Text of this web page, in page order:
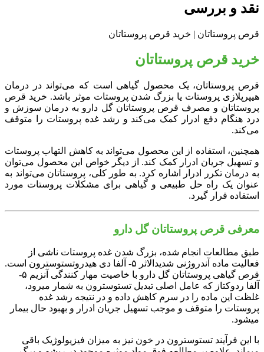
نقد و بررسی
قرص پروستاتان | خرید قرص پروستاتان
خرید قرص پروستاتان
قرص پروستاتان، یک محصول گیاهی است که می‌تواند در درمان
هیپرپلازی پروستات یا بزرگ شدن پروستات موثر باشد. خرید قرص
پروستاتان و مصرف قرص پروستاتان گل دارو به درمان سوزش و
درد هنگام دفع ادرار کمک می‌کند و رشد غده پروستات را متوقف
می‌کند.
همچنین، استفاده از این محصول می‌تواند به کاهش التهاب پروستات
و تسهیل جریان ادرار کمک کند. از دیگر خواص این محصول می‌توان
به درمان تکرر ادرار اشاره کرد. به طور کلی، پروستاتان می‌تواند به
عنوان یک راه حل طبیعی و گیاهی برای مشکلات پروستات مورد
استفاده قرار گیرد.
معرفی قرص پروستاتان گل دارو
طبق مطالعات انجام شده، بزرگ شدن غده پروستات ناشی از
فعالیت ماده آندروژنی شدیدالاثر ۵- آلفا دی هیدروتستوسترون است.
قرص گیاهی پروستاتان گل دارو با خاصیت مهار کنندگی آنزیم ۵-
آلفا ردوکتاز که عامل اصلی تبدیل تستوسترون به شمار می‎رود،
غلظت این ماده را در سرم کاهش داده و در نتیجه رشد غده
پروستات را متوقف و موجب تسهیل جریان ادرار و بهبود حال بیمار
می‎شود.
با این فرآیند تستوسترون در خون نیز به میزان فیزیولوژیک باقی